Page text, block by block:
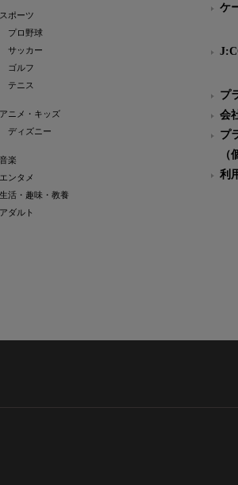
スポーツ
プロ野球
サッカー
ゴルフ
テニス
アニメ・キッズ
ディズニー
音楽
エンタメ
生活・趣味・教養
アダルト
ケ
プ
会
プ
（
利